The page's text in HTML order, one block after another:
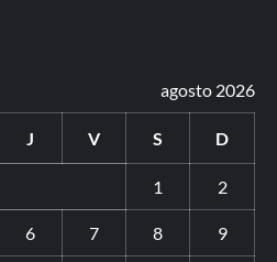
agosto 2026
J V S D
1 2
6 7 8 9